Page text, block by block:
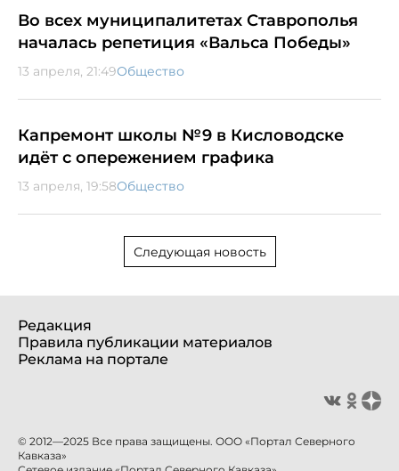
Во всех муниципалитетах Ставрополья
началась репетиция «Вальса Победы»
13 апреля, 21:49Общество
Капремонт школы №9 в Кисловодске
идёт с опережением графика
13 апреля, 19:58Общество
Следующая новость
Редакция
Правила публикации материалов
Реклама на портале
© 2012—2025 Все права защищены. ООО «Портал Северного
Кавказа»